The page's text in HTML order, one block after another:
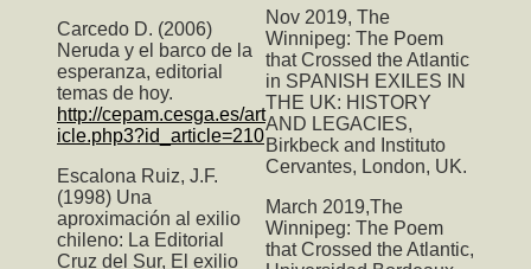
Carcedo D. (2006)
Neruda y el barco de la
esperanza, editorial
temas de hoy.
http://cepam.cesga.es/art
icle.php3?id_article=210
Escalona Ruiz, J.F.
(1998) Una
aproximación al exilio
chileno: La Editorial
Cruz del Sur, El exilio
Nov 2019, The
Winnipeg: The Poem
that Crossed the Atlantic
in SPANISH EXILES IN
THE UK: HISTORY
AND LEGACIES,
Birkbeck and Instituto
Cervantes, London, UK.
March 2019,The
Winnipeg: The Poem
that Crossed the Atlantic,